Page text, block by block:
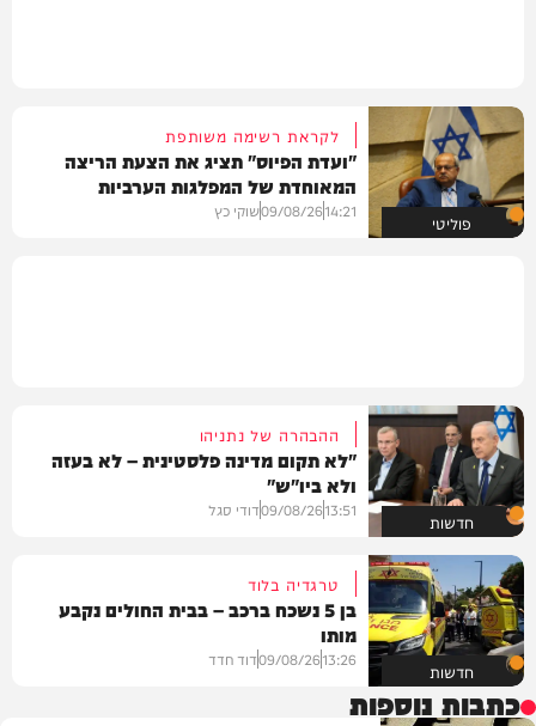
פוליטי
לקראת רשימה משותפת
"ועדת הפיוס" תציג את הצעת הריצה
המאוחדת של המפלגות הערביות
14:21
09/08/26שוקי כץ
חדשות
ההבהרה של נתניהו
"לא תקום מדינה פלסטינית – לא בעזה
ולא ביו"ש"
13:51
09/08/26דודי סגל
חדשות
טרגדיה בלוד
בן 5 נשכח ברכב – בבית החולים נקבע
מותו
13:26
09/08/26דוד חדד
כתבות נוספות